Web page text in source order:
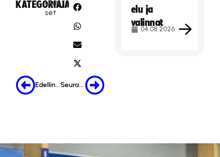
KATEGORIA:
Uuti
set
JAA:
Edellinen Seuraava
elu ja
valinnat
04.08.2026